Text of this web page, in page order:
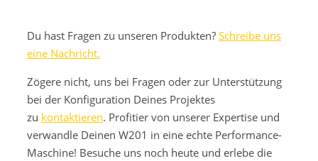
Du hast Fragen zu unseren Produkten? Schreibe uns
eine Nachricht.
Zögere nicht, uns bei Fragen oder zur Unterstützung
bei der Konfiguration Deines Projektes
zu kontaktieren. Profitier von unserer Expertise und
verwandle Deinen W201 in eine echte Performance-
Maschine! Besuche uns noch heute und erlebe die